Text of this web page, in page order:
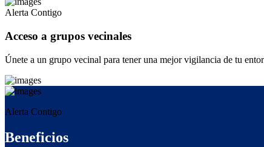
Alerta Contigo
Acceso a grupos vecinales
Únete a un grupo vecinal para tener una mejor vigilancia de tu
Alerta Contigo
Beneficios